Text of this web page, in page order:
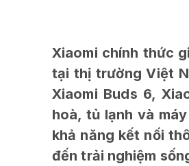
Xiaomi chính thức
tại thị trường Việt
Xiaomi Buds 6,
hoà, tủ lạnh và
khả năng kết nối
đến trải nghiệm